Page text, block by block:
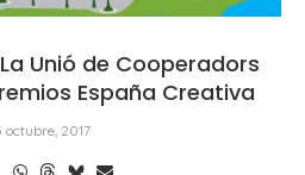
Unió de Cooperadors
España Creativa
octubre, 2017